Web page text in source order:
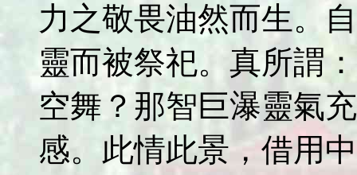
力之敬畏油然而生。
靈而被祭祀。真所謂
空舞？那智巨瀑靈氣
感。此情此景，借用